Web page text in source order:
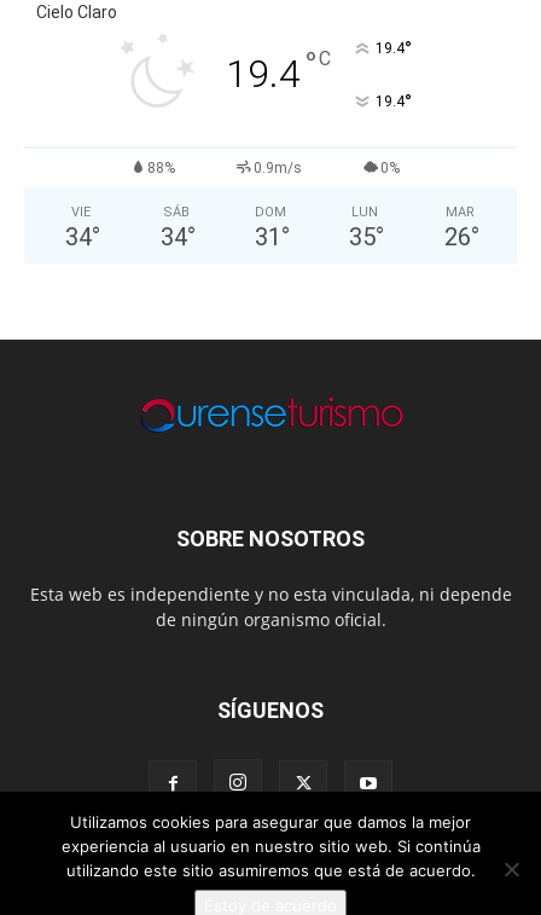
Cielo Claro
19.4°C 19.4°
19.4°
88% 0.9m/s 0%
VIE
34°
SÁB
34°
DOM
31 °
LUN
35°
MAR
26°
SOBRE NOSOTROS
Esta web es independiente y no esta vinculada, ni depende
de ningún organismo oficial.
SÍGUENOS
Contacto Sobre esta Web
Utilizamos cookies para asegurar que damos la mejor
experiencia al usuario en nuestro sitio web. Si continúa
utilizando este sitio asumiremos que está de acuerdo.